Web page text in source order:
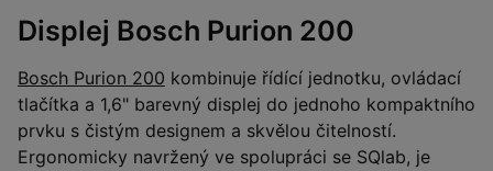
Displej Bosch Purion 200
Bosch Purion 200 kombinuje řídící jednotku, ovládací
tlačítka a 1,6" barevný displej do jednoho kompaktního
prvku s čistým designem a skvělou čitelností.
Ergonomicky navržený ve spolupráci se SQlab, je